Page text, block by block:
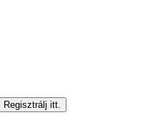
Regisztrálj itt.